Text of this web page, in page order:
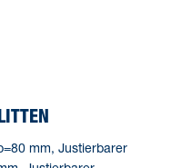
mm, Justierbarer